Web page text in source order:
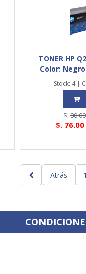
TONER HP
Color: Negro:
Stock: 4 |
$. 80.00
$. 76.00
Atrás 1